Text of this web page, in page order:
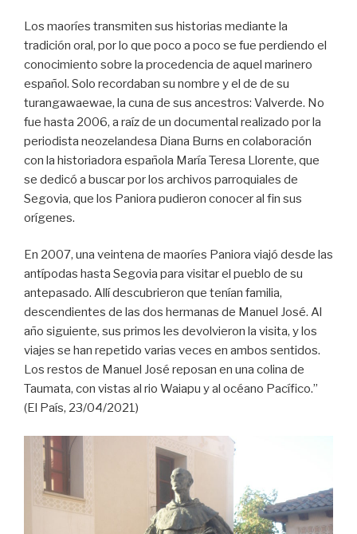
Los maoríes transmiten sus historias mediante la
tradición oral, por lo que poco a poco se fue perdiendo el
conocimiento sobre la procedencia de aquel marinero
español. Solo recordaban su nombre y el de de su
turangawaewae, la cuna de sus ancestros: Valverde. No
fue hasta 2006, a raíz de un documental realizado por la
periodista neozelandesa Diana Burns en colaboración
con la historiadora española María Teresa Llorente, que
se dedicó a buscar por los archivos parroquiales de
Segovia, que los Paniora pudieron conocer al fin sus
orígenes.
En 2007, una veintena de maoríes Paniora viajó desde las
antípodas hasta Segovia para visitar el pueblo de su
antepasado. Allí descubrieron que tenían familia,
descendientes de las dos hermanas de Manuel José. Al
año siguiente, sus primos les devolvieron la visita, y los
viajes se han repetido varias veces en ambos sentidos.
Los restos de Manuel José reposan en una colina de
Taumata, con vistas al rio Waiapu y al océano Pacífico.”
(El País, 23/04/2021)